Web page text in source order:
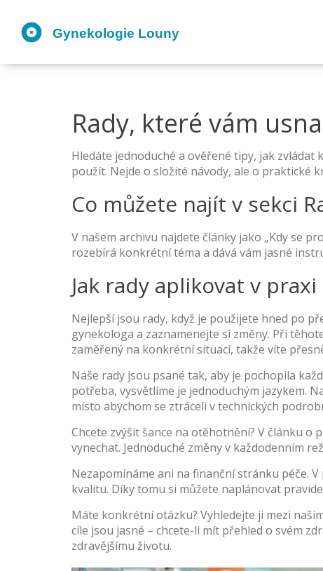
Rady, které vám
Hledáte jednoduché a ověřené tipy, jak
použít. Nejde o složité návody, ale o praktické
Co můžete najít v sekci
V našem archivu najdete články jako „Kdy se
rozebírá konkrétní téma a dává vám jasné
Jak rady aplikovat v praxi
Nejlepší jsou rady, když je použijete hned po
gynekologa a zaznamenejte si změny. Při
zaměřený na konkrétní situaci, takže víte
Naše rady jsou psané tak, aby je pochopila
potřeba, vysvětlíme je jednoduchým jazykem.
místo abychom se ztráceli v technických
Chcete zvýšit šance na otěhotnění? V článku
vynechat. Jednoduché změny v každodenním
Nezapomínáme ani na finanční stránku péče.
kvalitu. Díky tomu si můžete naplánovat
Máte konkrétní otázku? Vyhledejte ji mezi
cíle jsou jasné – chcete-li mít přehled o svém
zdravějšímu životu.